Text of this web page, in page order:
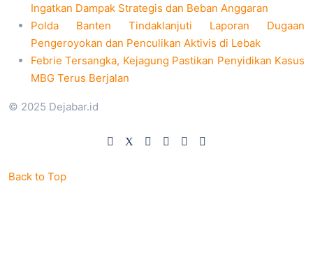
Ingatkan Dampak Strategis dan Beban Anggaran
Polda Banten Tindaklanjuti Laporan Dugaan
Pengeroyokan dan Penculikan Aktivis di Lebak
Febrie Tersangka, Kejagung Pastikan Penyidikan Kasus
MBG Terus Berjalan
© 2025 Dejabar.id
Back to Top